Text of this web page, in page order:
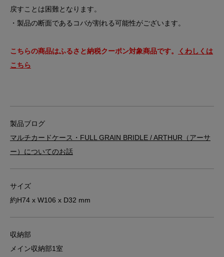
戻すことは困難となります。
・製品の断面であるコバが割れる可能性がございます。
こちらの商品はふるさと納税クーポン対象商品です。
くわしくは
こちら
製品ブログ
マルチカードケース・FULL GRAIN BRIDLE / ARTHUR（アーサ
ー）についてのお話
サイズ
約H74 x W106 x D32 mm
収納部
メイン収納部1室